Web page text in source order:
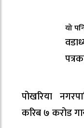
यो
पोखरिया
करिब ७ करोड